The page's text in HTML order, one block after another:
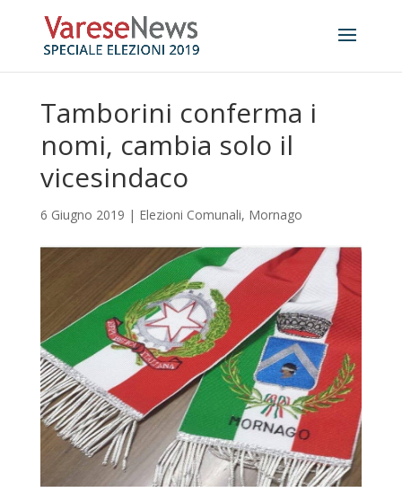
Tamborini conferma i
nomi, cambia solo il
vicesindaco
6 Giugno 2019 | Elezioni Comunali, Mornago